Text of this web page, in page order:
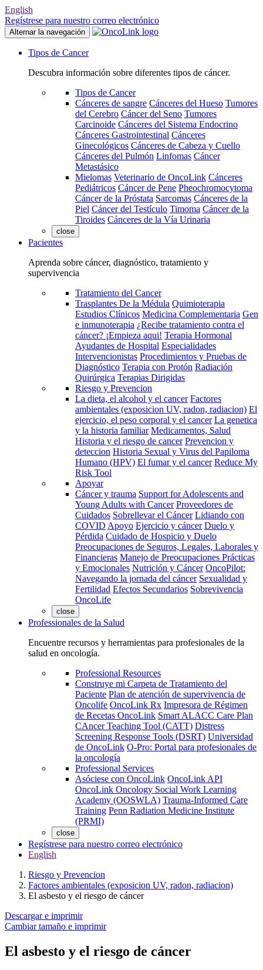
English
Regístrese para nuestro correo electrónico
Alternar la navegación
Tipos de Cancer
Descubra información sobre diferentes tipos de cáncer.
Tipos de Cancer
Cánceres de sangre Cánceres del Hueso Tumores
del Cerebro Cáncer del Seno Tumores
Carcinoide Cánceres del Sistema Endocrino
Cánceres Gastrointestinal Cánceres
Ginecológicos Cánceres de Cabeza y Cuello
Cánceres del Pulmón Linfomas Cáncer
Metastásico
Mielomas Veterinario de OncoLink Cánceres
Pediátricos Cáncer de Pene Pheochromocytoma
Cáncer de la Próstata Sarcomas Cánceres de la
Piel Cáncer del Testículo Timoma Cáncer de la
Tiroides Cánceres de la Vía Urinaria
close
Pacientes
Aprenda sobre cáncer, diagnóstico, tratamiento y
supervivencia
Tratamiento del Cancer
Trasplantes De la Médula Quimioterapia
Estudios Clínicos Medicina Complementaria Gen
e inmunoterapia ¿Recibe tratamiento contra el
cáncer? ¡Empieza aqui! Terapia Hormonal
Ayudantes de Hospital Especialidades
Intervencionistas Procedimientos y Pruebas de
Diagnóstico Terapia con Protón Radiación
Quirúrgica Terapias Dirigidas
Riesgo y Prevencion
La dieta, el alcohol y el cancer Factores
ambientales (exposicion UV, radon, radiacion) El
ejercicio, el peso corporal y el cancer La genetica
y la historia familiar Medicamentos, Salud
Historia y el riesgo de cancer Prevencion y
deteccion Historia Sexual y Virus del Papiloma
Humano (HPV) El fumar y el cancer Reduce My
Risk Tool
Apoyar
Cáncer y trauma Support for Adolescents and
Young Adults with Cancer Proveedores de
Cuidados Sobrellevar el Cáncer Lidiando con
COVID Apoyo Ejercicio y cáncer Duelo y
Pérdida Cuidado de Hospicio y Duelo
Preocupaciones de Seguros, Legales, Laborales y
Financieras Manejo de Preocupaciones Prácticas
y Emocionales Nutrición y Cáncer OncoPilot:
Navegando la jornada del cáncer Sexualidad y
Fertilidad Efectos Secundarios Sobrevivencia
OncoLife
close
Professionales de la Salud
Encuentre recursos y herramientas para profesionales de la
salud en oncología.
Professional Resources
Construye mi Carpeta de Tratamiento del
Paciente Plan de atención de supervivencia de
Oncolife OncoLink Rx Impresora de Régimen
de Recetas OncoLink Smart ALACC Care Plan
CAncer Teaching Tool (CATT) Distress
Screening Response Tools (DSRT) Universidad
de OncoLink O-Pro: Portal para profesionales de
la oncología
Professional Services
Asóciese con OncoLink OncoLink API
OncoLink Oncology Social Work Learning
Academy (OOSWLA) Trauma-Informed Care
Training Penn Radiation Medicine Institute
(PRMI)
close
Regístrese para nuestro correo electrónico
English
Riesgo y Prevencion
Factores ambientales (exposicion UV, radon, radiacion)
El asbesto y el riesgo de cáncer
Descargar e imprimir
Cambiar tamaño e imprimir
El asbesto y el riesgo de cáncer